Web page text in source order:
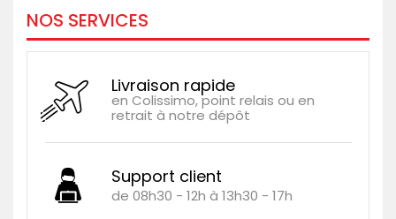
NOS SERVICES
Livraison rapide
en Colissimo, point relais ou en
retrait à notre dépôt
Support client
de 08h30 - 12h à 13h30 - 17h